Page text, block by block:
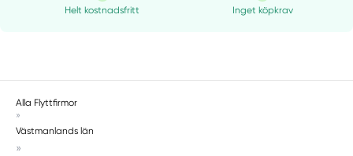
Helt kostnadsfritt Inget köpkrav
Alla Flyttfirmor
»
Västmanlands län
»